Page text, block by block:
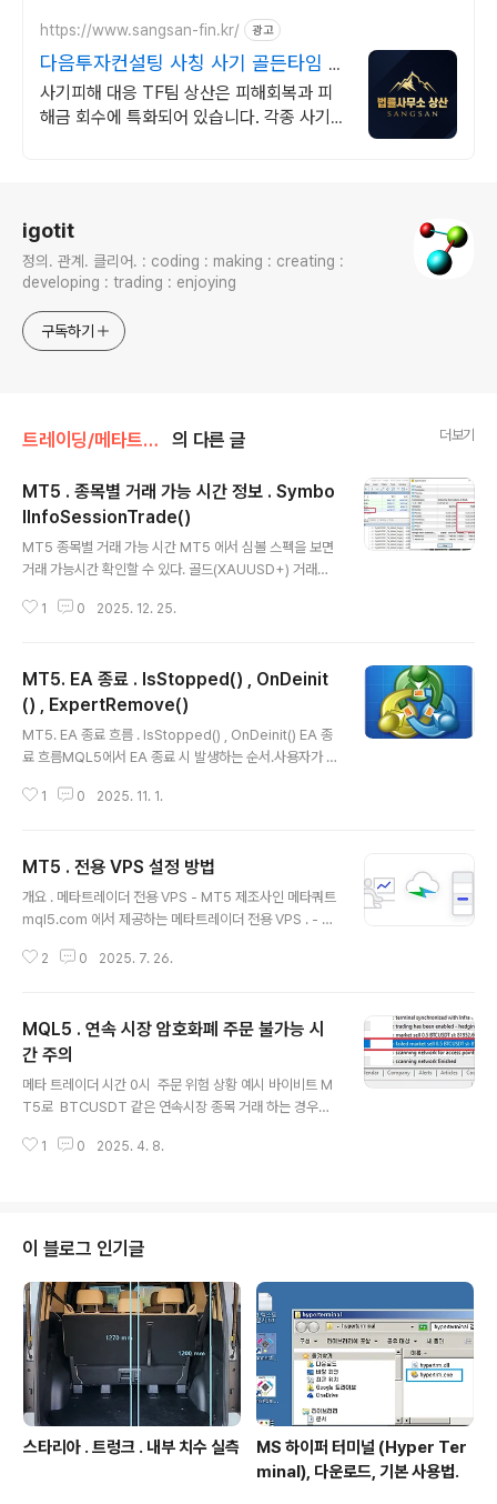
https://www.sangsan-fin.kr/ 광고
다음투자컨설팅 사칭 사기 골든타임 대
응
사기피해 대응 TF팀 상산은 피해회복과 피
해금 회수에 특화되어 있습니다. 각종 사기
igotit
정의. 관계. 클리어. : coding : making : creating :
developing : trading : enjoying
구독하기
트레이딩/메타트레이더 코딩 의 다른 글 더보기
MT5 . 종목별 거래 가능 시간 정보 . Symbo
lInfoSessionTrade()
MT5 종목별 거래 가능 시간 MT5 에서 심볼 스펙을 보면
거래 가능시간 확인할 수 있다. 골드(XAUUSD+) 거래가
3시 57분) 임을 확인할 수 있다. 시간 기준은 메타 서버 시
Trade()bool SymbolInfoSessionTrade( string na
me, // symbol name ENUM_DAY_OF_WEEK day_
of_week, // day of the week uint session_ind..
1 0 2025. 12. 25.
MT5. EA 종료 . IsStopped() , OnDeinit
() , ExpertRemove()
MT5. EA 종료 흐름 . IsStopped() , OnDeinit() EA 종
료 흐름MQL5에서 EA 종료 시 발생하는 순서.사용자가 E
등 EA 종료 요청 발생EA 내부에서 IsStopped()가 true
완전히 종료되기 직전에 OnDeinit(const int reason)
이벤트 호출EA가 메모리에서 제거 핵심 포인트IsStoppe
d()는 OnDeinit보다 “조금 더 먼저” 상태를 알 수 있음즉,
출되기 전, EA 코드 내에서 종료 여부..
1 0 2025. 11. 1.
MT5 . 전용 VPS 설정 방법
개요 . 메타트레이더 전용 VPS - MT5 제조사인 메타쿼트
mql5.com 에서 제공하는 메타트레이더 전용 VPS . - -
MT5 설치하여 활용하는 Forexvps.net 과는 달리 MT5
와 저 지연 (1 ~ 3msec ) 통신 가능한 VPS 를 자동으로
골라준다. - 월 이용료 15달러 수준으로 일반 범용 클라우
드 서버 대비 저렴한 비용. - MT5 Account 단위로 VPS
설정 가능. 즉, 1개의 VPS 로 여러 개의 Account 에서 사
2 0 2025. 7. 26.
MQL5 . 연속 시장 암호화폐 주문 불가능 시
간 주의
메타 트레이더 시간 0시 주문 위험 상황 예시 바이비트 M
T5로 BTCUSDT 같은 연속시장 종목 거래 하는 경우임
에서 주문 송신하였으나, MT5 저널 부분에 주문 오류 표
트 MT5 가 서머타임 적용 기간이어서 UTC+3 인 메타
시간으로는 0시0분0.117 초 시점에 주문 낸 것이 거부된
것. 한편, BTCUSDT 종목의 스펙에서 거래가능 시간을
보면 00:00~ 24:00 으로 완전 연속 거래 가능 종목이
다. 주문 불가 원인 : 메타..
1 0 2025. 4. 8.
이 블로그 인기글
스타리아 . 트렁크 . 내부 치수 실측
MS 하이퍼 터미널 (Hyper Ter
minal), 다운로드, 기본 사용법.